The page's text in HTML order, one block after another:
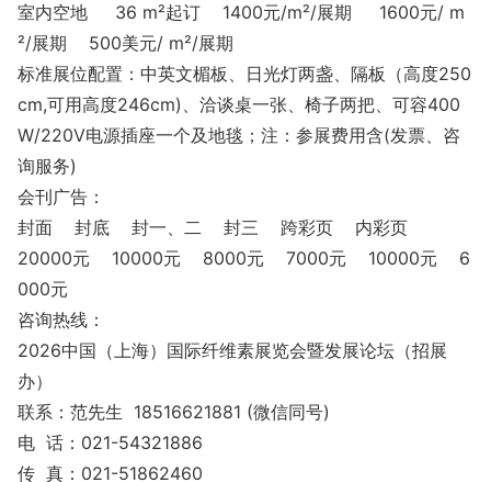
室内空地 36 m²起订 1400元/m²/展期 1600元/ m
²/展期 500美元/ m²/展期
标准展位配置：中英文楣板、日光灯两盏、隔板（高度250
cm,可用高度246cm)、洽谈桌一张、椅子两把、可容400
W/220V电源插座一个及地毯；注：参展费用含(发票、咨
询服务)
会刊广告：
封面 封底 封一、二 封三 跨彩页 内彩页
20000元 10000元 8000元 7000元 10000元 6
000元
咨询热线：
2026中国（上海）国际纤维素展览会暨发展论坛（招展
办）
联系：范先生 18516621881 (微信同号)
电 话：021-54321886
传 真：021-51862460